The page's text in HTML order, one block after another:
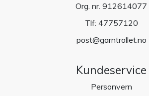
Org. nr. 912614077
Tlf: 47757120
post@garntrollet.no
Kundeservice
Personvern